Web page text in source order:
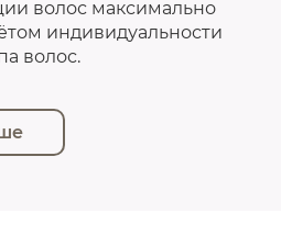
волос максимально
индивидуальности
волос.